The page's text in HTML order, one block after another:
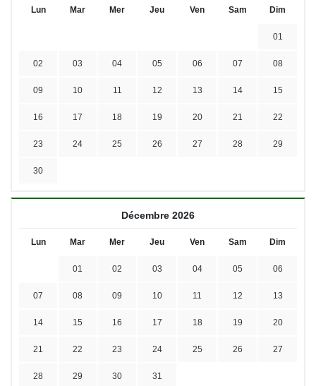
Lun Mar Mer Jeu Ven Sam Dim
01
02 03 04 05 06 07 08
09 10 11 12 13 14 15
16 17 18 19 20 21 22
23 24 25 26 27 28 29
30
Décembre 2026
Lun Mar Mer Jeu Ven Sam Dim
01 02 03 04 05 06
07 08 09 10 11 12 13
14 15 16 17 18 19 20
21 22 23 24 25 26 27
28 29 30 31